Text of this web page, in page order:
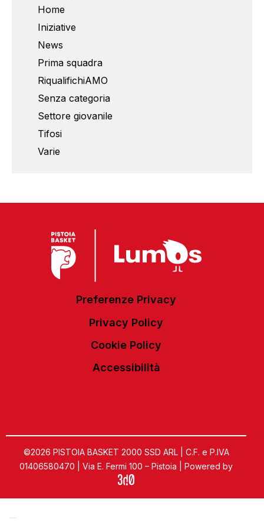
Home
Iniziative
News
Prima squadra
RiqualifichiAMO
Senza categoria
Settore giovanile
Tifosi
Varie
Preferenze Privacy
Privacy Policy
Cookie Policy
Accessibilità
©2026 PISTOIA BASKET 2000 SSD ARL | C.F. e P.IVA
01406580470 | Via E. Fermi 100 – Pistoia | Powered by